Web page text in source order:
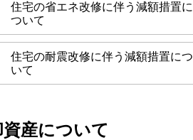
住宅の省エネ改修に伴う減額措置に
ついて
住宅の耐震改修に伴う減額措置につ
いて
産について